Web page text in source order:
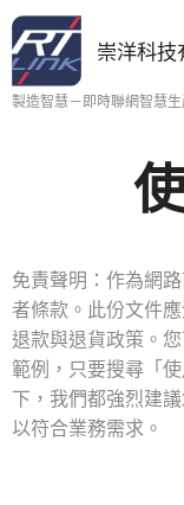
崇洋科技
製造智慧－即時聯網智慧
免責聲明：作為網
者條款。此份文件
退款與退貨政策。
範例，只要搜尋「
下，我們都強烈建
以符合業務需求。